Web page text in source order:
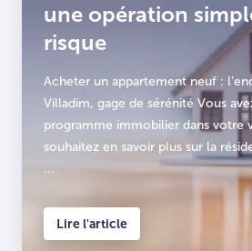
une opération
risque
Acheter un appartement neuf :
Villadim, gage de sérénité Vous
programme immobilier dans votre
souhaitez en savoir plus sur la
...
Lire l'article